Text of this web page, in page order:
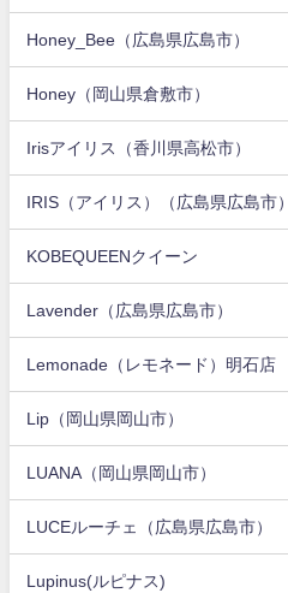
Honey_Bee（広島県広島市）
Honey（岡山県倉敷市）
Irisアイリス（香川県高松市）
IRIS（アイリス）（広島県広島市）
KOBEQUEENクイーン
Lavender（広島県広島市）
Lemonade（レモネード）明石店
Lip（岡山県岡山市）
LUANA（岡山県岡山市）
LUCEルーチェ（広島県広島市）
Lupinus(ルピナス)